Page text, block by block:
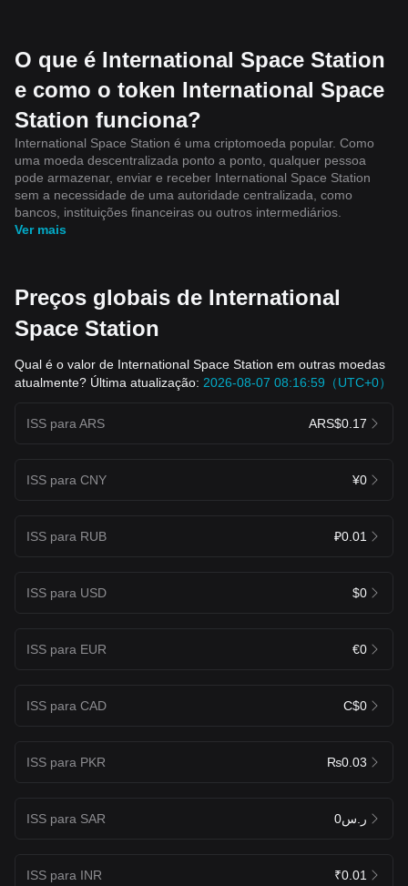
O que é International Space Station
e como o token International Space
Station funciona?
International Space Station é uma criptomoeda popular. Como
uma moeda descentralizada ponto a ponto, qualquer pessoa
pode armazenar, enviar e receber International Space Station
sem a necessidade de uma autoridade centralizada, como
bancos, instituições financeiras ou outros intermediários.
Ver mais
Preços globais de International
Space Station
Qual é o valor de International Space Station em outras moedas
atualmente? Última atualização: 2026-08-07 08:16:59（UTC+0）
ISS para ARS ARS$0.17
ISS para CNY ¥0
ISS para RUB ₽0.01
ISS para USD $0
ISS para EUR €0
ISS para CAD C$0
ISS para PKR ₨0.03
ISS para SAR ر.س0
ISS para INR ₹0.01